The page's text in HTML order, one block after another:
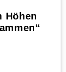
Höhen